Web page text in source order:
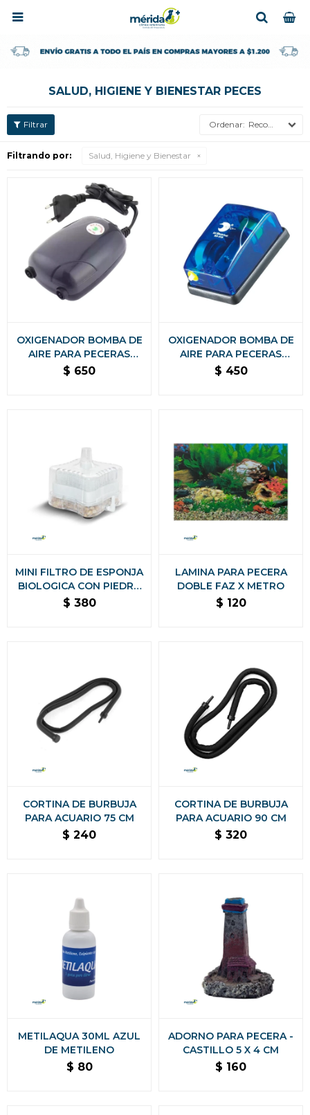

SALUD, HIGIENE Y BIENESTAR PECES
Recomendados
Filtrando por: Salud, Higiene y Bienestar
OXIGENADOR BOMBA DE
AIRE PARA PECERAS
ACUARIO 2 SALIDA
$ 650
OXIGENADOR BOMBA DE
AIRE PARA PECERAS
ACUARIO 1 SALIDA
$ 450
MINI FILTRO DE ESPONJA
BIOLOGICA CON PIEDRA
DE AIRE
$ 380
LAMINA PARA PECERA
DOBLE FAZ X METRO
$ 120
CORTINA DE BURBUJA
PARA ACUARIO 75 CM
$ 240
CORTINA DE BURBUJA
PARA ACUARIO 90 CM
$ 320
METILAQUA 30ML AZUL
DE METILENO
$ 80
ADORNO PARA PECERA -
CASTILLO 5 X 4 CM
$ 160